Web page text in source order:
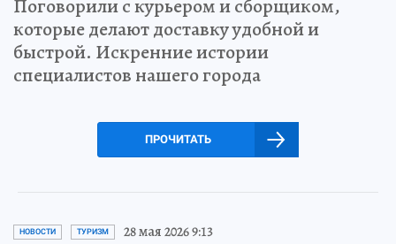
Поговорили с курьером и сборщиком,
которые делают доставку удобной и
быстрой. Искренние истории
специалистов нашего города
ПРОЧИТАТЬ
НОВОСТИ ТУРИЗМ 28 мая 2026 9:13